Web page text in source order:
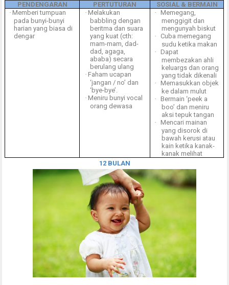
PENDENGARAN PERTUTURAN
SOSIAL & BERMAIN
· Memberi tumpuan
pada bunyi-bunyi
harian yang biasa di
dengar
· Melakukan
babbling dengan
beritma dan suara
yang kuat (cth:
mam-mam, dad-
dad, agaga,
ababa) secara
berulang ulang
· Faham ucapan
‘jangan / no’ dan
‘bye-bye’.
· Meniru bunyi vocal
orang dewasa
·
Memegang,
menggigit dan
mengunyah biskut
·
Cuba memegang
sudu ketika makan
·
Dapat
membezakan ahli
keluargs dan orang
yang tidak dikenali
·
Memasukkan objek
ke dalam mulut
·
Bermain ‘peek a
boo’ dan meniru
aksi tepuk tangan
·
Mencari mainan
yang disorok di
bawah kerusi atau
kain ketika kanak-
kanak melihat
12 BULAN